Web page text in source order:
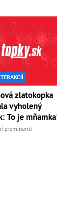
zlatokopka
vyholený
To je
prominenti